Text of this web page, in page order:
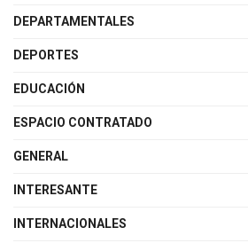
DEPARTAMENTALES
DEPORTES
EDUCACIÓN
ESPACIO CONTRATADO
GENERAL
INTERESANTE
INTERNACIONALES